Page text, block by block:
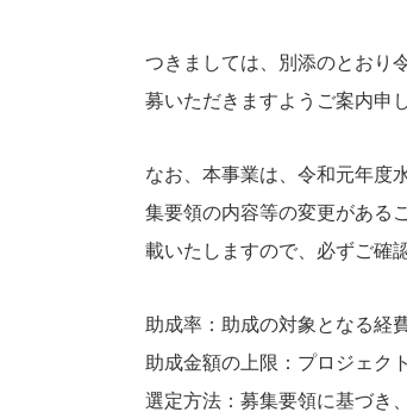
つきましては、別添のとおり
募いただきますようご案内申
なお、本事業は、令和元年度
集要領の内容等の変更がある
載いたしますので、必ずご確
助成率：助成の対象となる経
助成金額の上限：プロジェク
選定方法：募集要領に基づき